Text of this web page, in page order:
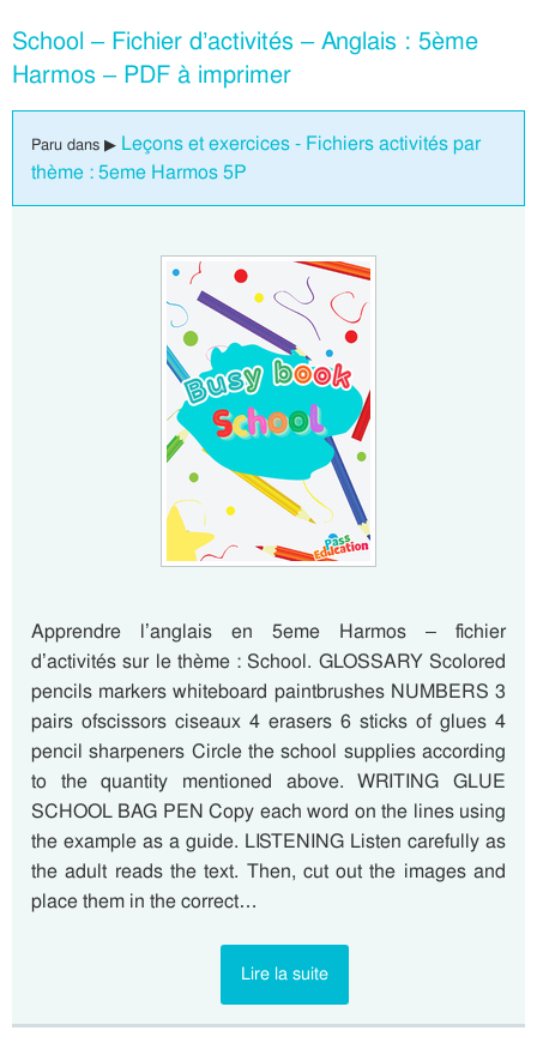
School – Fichier d’activités – Anglais : 5ème
Harmos – PDF à imprimer
Paru dans ▶ Leçons et exercices - Fichiers activités par
thème : 5eme Harmos 5P
Apprendre l’anglais en 5eme Harmos – fichier
d’activités sur le thème : School. GLOSSARY Scolored
pencils markers whiteboard paintbrushes NUMBERS 3
pairs ofscissors ciseaux 4 erasers 6 sticks of glues 4
pencil sharpeners Circle the school supplies according
to the quantity mentioned above. WRITING GLUE
SCHOOL BAG PEN Copy each word on the lines using
the example as a guide. LISTENING Listen carefully as
the adult reads the text. Then, cut out the images and
place them in the correct…
Lire la suite